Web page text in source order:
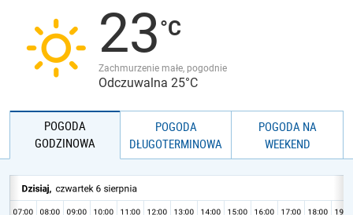
JAKOŚĆ POWIETRZA23
Zachmurzenie małe, pogodnie
Odczuwalna 25°C
POGODA
GODZINOWA
POGODA
DŁUGOTERMINOWA
POGODA NA
WEEKEND